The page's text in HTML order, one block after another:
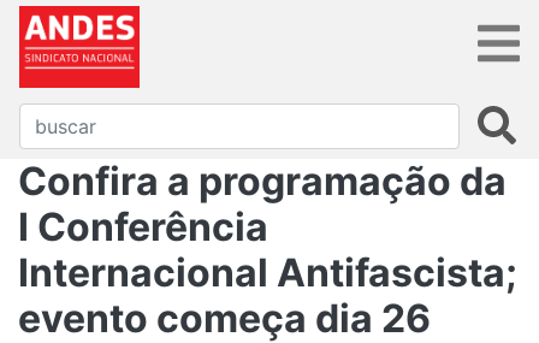
Confira a programação da
I Conferência
Internacional Antifascista;
evento começa dia 26